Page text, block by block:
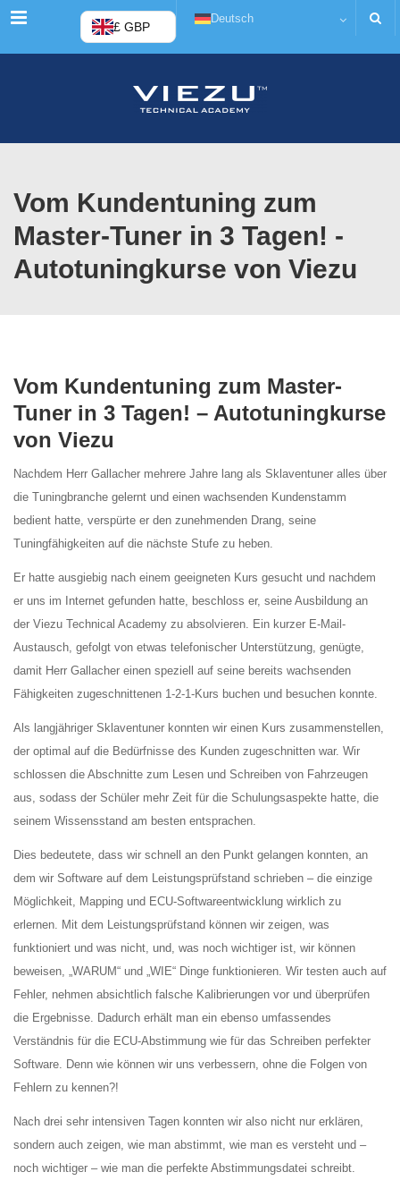
Menü £ GBP
Deutsch
Vom Kundentuning zum
Master-Tuner in 3 Tagen! -
Autotuningkurse von Viezu
Vom Kundentuning zum Master-
Tuner in 3 Tagen! – Autotuningkurse
von Viezu
Nachdem Herr Gallacher mehrere Jahre lang als Sklaventuner alles über
die Tuningbranche gelernt und einen wachsenden Kundenstamm
bedient hatte, verspürte er den zunehmenden Drang, seine
Tuningfähigkeiten auf die nächste Stufe zu heben.
Er hatte ausgiebig nach einem geeigneten Kurs gesucht und nachdem
er uns im Internet gefunden hatte, beschloss er, seine Ausbildung an
der Viezu Technical Academy zu absolvieren. Ein kurzer E-Mail-
Austausch, gefolgt von etwas telefonischer Unterstützung, genügte,
damit Herr Gallacher einen speziell auf seine bereits wachsenden
Fähigkeiten zugeschnittenen 1-2-1-Kurs buchen und besuchen konnte.
Als langjähriger Sklaventuner konnten wir einen Kurs zusammenstellen,
der optimal auf die Bedürfnisse des Kunden zugeschnitten war. Wir
schlossen die Abschnitte zum Lesen und Schreiben von Fahrzeugen
aus, sodass der Schüler mehr Zeit für die Schulungsaspekte hatte, die
seinem Wissensstand am besten entsprachen.
Dies bedeutete, dass wir schnell an den Punkt gelangen konnten, an
dem wir Software auf dem Leistungsprüfstand schrieben – die einzige
Möglichkeit, Mapping und ECU-Softwareentwicklung wirklich zu
erlernen. Mit dem Leistungsprüfstand können wir zeigen, was
funktioniert und was nicht, und, was noch wichtiger ist, wir können
beweisen, „WARUM“ und „WIE“ Dinge funktionieren. Wir testen auch auf
Fehler, nehmen absichtlich falsche Kalibrierungen vor und überprüfen
die Ergebnisse. Dadurch erhält man ein ebenso umfassendes
Verständnis für die ECU-Abstimmung wie für das Schreiben perfekter
Software. Denn wie können wir uns verbessern, ohne die Folgen von
Fehlern zu kennen?!
Nach drei sehr intensiven Tagen konnten wir also nicht nur erklären,
sondern auch zeigen, wie man abstimmt, wie man es versteht und –
noch wichtiger – wie man die perfekte Abstimmungsdatei schreibt.